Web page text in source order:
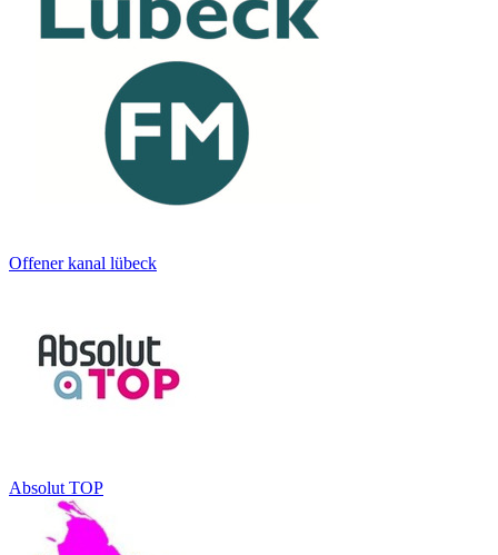
Offener kanal lübeck
Absolut TOP